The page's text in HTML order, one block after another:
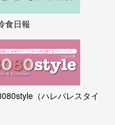
食日報
（ハレバレスタイ